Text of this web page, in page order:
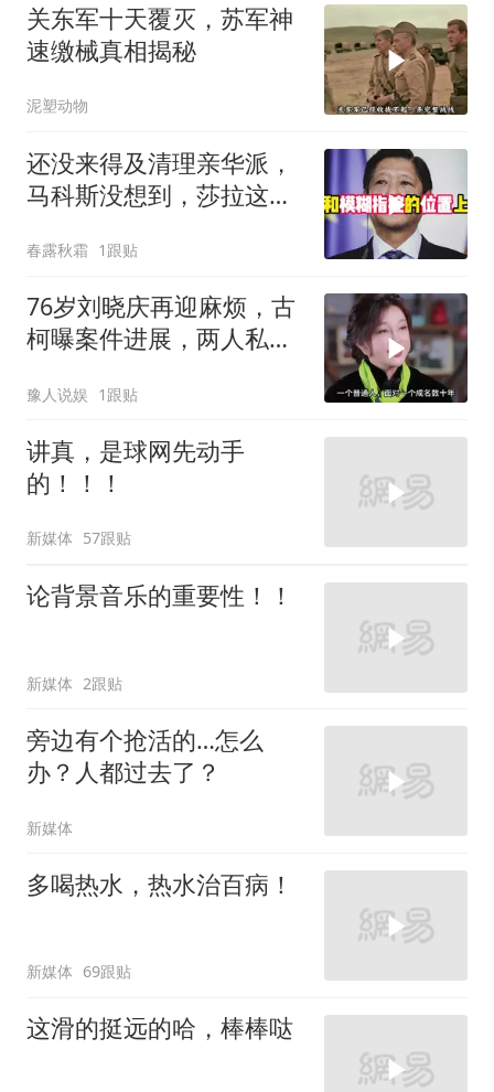
关东军十天覆灭，苏军神
速缴械真相揭秘
泥塑动物
还没来得及清理亲华派，
马科斯没想到，莎拉这次
春露秋霜 1跟贴
76岁刘晓庆再迎麻烦，古
柯曝案件进展，两人私密
豫人说娱 1跟贴
讲真，是球网先动手
的！！！
新媒体 57跟贴
论背景音乐的重要性！！
新媒体 2跟贴
旁边有个抢活的…怎么
办？人都过去了？
新媒体
多喝热水，热水治百病！
新媒体 69跟贴
这滑的挺远的哈，棒棒哒